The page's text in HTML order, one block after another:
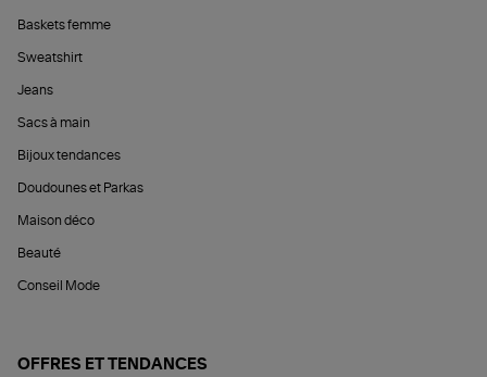
Baskets femme
Sweatshirt
Jeans
Sacs à main
Bijoux tendances
Doudounes et Parkas
Maison déco
Beauté
Conseil Mode
OFFRES ET TENDANCES